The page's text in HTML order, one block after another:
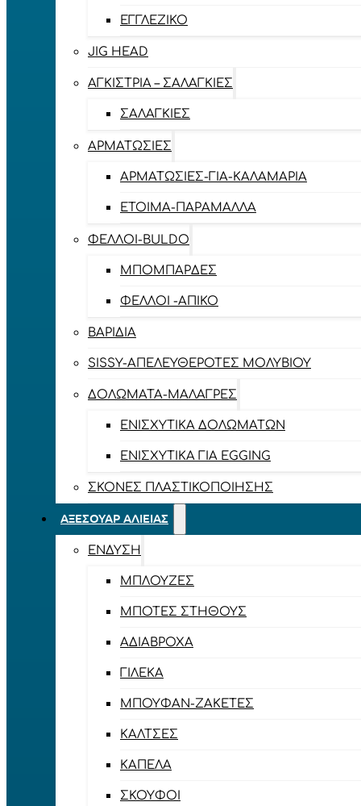
ΕΓΓΛΈΖΙΚΟ
JIG HEAD
ΑΓΚΊΣΤΡΙΑ – ΣΑΛΑΓΚΙΈΣ
ΣΑΛΑΓΚΙΈΣ
ΑΡΜΑΤΩΣΙΈΣ
ΑΡΜΑΤΩΣΙΈΣ-ΓΙΑ-ΚΑΛΑΜΆΡΙΑ
ΈΤΟΙΜΑ-ΠΑΡΆΜΑΛΛΑ
ΦΕΛΛΟΊ-BULDO
ΜΠΟΜΠΆΡΔΕΣ
ΦΕΛΛΟΊ -ΑΠΊΚΟ
ΒΑΡΊΔΙΑ
SISSY-ΑΠΕΛΕΥΘΕΡΟΤΈΣ ΜΟΛΥΒΙΟΎ
ΔΟΛΏΜΑΤΑ-ΜΑΛΆΓΡΕΣ
ΕΝΙΣΧΥΤΙΚΆ ΔΟΛΩΜΆΤΩΝ
ΕΝΙΣΧΥΤΙΚΆ ΓΙΑ EGGING
ΣΚΌΝΕΣ ΠΛΑΣΤΙΚΟΠΟΊΗΣΗΣ
ΑΞΕΣΟΥΆΡ ΑΛΙΕΊΑΣ
ΈΝΔΥΣΗ
ΜΠΛΟΎΖΕΣ
ΜΠΌΤΕΣ ΣΤΉΘΟΥΣ
ΑΔΙΆΒΡΟΧΑ
ΓΙΛΈΚΑ
ΜΠΟΥΦΆΝ-ΖΑΚΈΤΕΣ
ΚΆΛΤΣΕΣ
ΚΑΠΈΛΑ
ΣΚΟΎΦΟΙ